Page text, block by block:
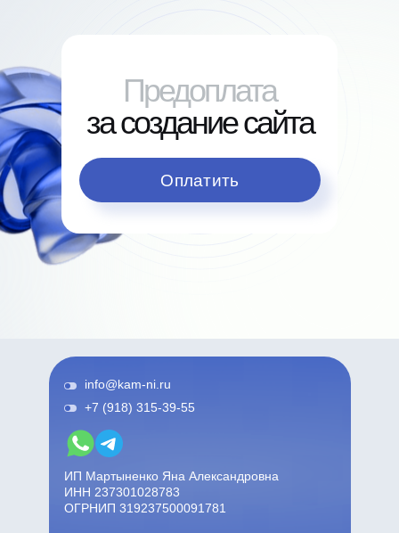
Предоплата
за создание сайта
Оплатить
info@kam-ni.ru
+7 (918) 315-39-55
ИП Мартыненко Яна Александровна
ИНН 237301028783
ОГРНИП 319237500091781